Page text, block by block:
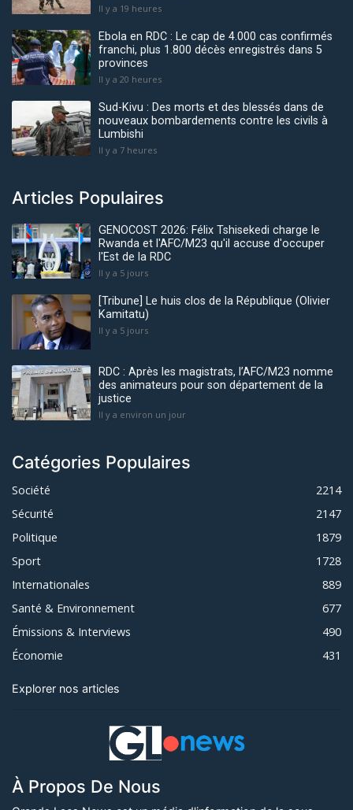
Il y a 19 heures
Ebola en RDC : Le cap de 4.000 cas confirmés
franchi, plus 1.800 décès enregistrés dans 5
provinces
Il y a 20 heures
Sud-Kivu : Des morts et des blessés dans de
nouveaux bombardements contre les civils à
Lumbishi
Il y a 7 heures
Articles Populaires
GENOCOST 2026: Félix Tshisekedi charge le
Rwanda et l'AFC/M23 qu'il accuse d'occuper
l'Est de la RDC
Il y a 5 jours
[Tribune] Le huis clos de la République (Olivier
Kamitatu)
Il y a 5 jours
RDC : Après les magistrats, l’AFC/M23 nomme
des animateurs pour son département de la
justice
Il y a environ un jour
Catégories Populaires
Société
2214
Sécurité
2147
Politique
1879
Sport
1728
Internationales
889
Santé & Environnement
677
Émissions & Interviews
490
Économie
431
Explorer nos articles
À Propos De Nous